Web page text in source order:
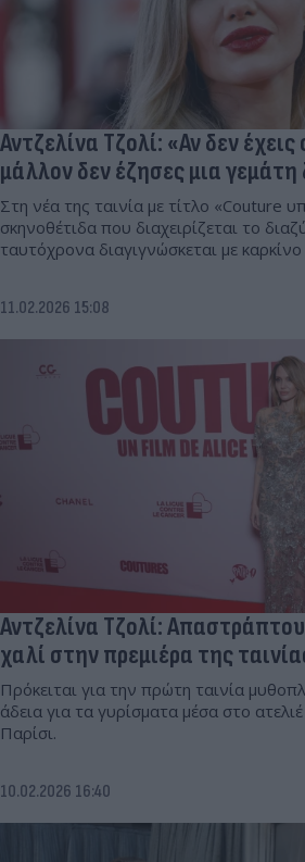
Αντζελίνα Τζολί: «Αν δεν
μάλλον δεν έζησες μια
Στη νέα της ταινία με τίτλο «Couture
σκηνοθέτιδα που διαχειρίζεται το
ταυτόχρονα διαγιγνώσκεται με
11.02.2026 15:08
Αντζελίνα Τζολί:
χαλί στην πρεμιέρα της
Πρόκειται για την πρώτη ταινία
άδεια για τα γυρίσματα μέσα στο
Παρίσι.
10.02.2026 16:40